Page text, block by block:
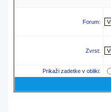
Forum:
Zvrst:
Prikaži zadetke v obliki: